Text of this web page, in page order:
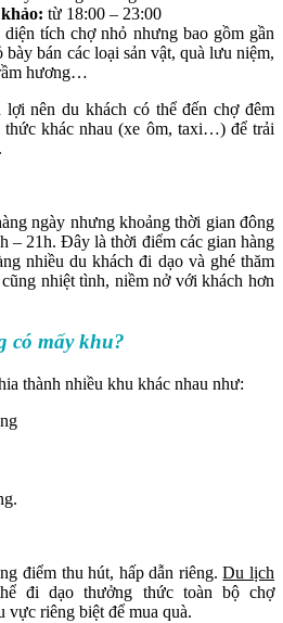
từ 18:00 – 23:00
diện tích chợ nhỏ nhưng bao gồm gần
bày bán các loại sản vật, quà lưu niệm,
hương…
nên du khách có thể đến chợ đêm
thức khác nhau (xe ôm, taxi…) để trải
ngày nhưng khoảng thời gian đông
– 21h. Đây là thời điểm các gian hàng
nhiều du khách đi dạo và ghé thăm
nhiệt tình, niềm nở với khách hơn
có mấy khu?
thành nhiều khu khác nhau như:
điểm thu hút, hấp dẫn riêng.Du lịch
đi dạo thưởng thức toàn bộ chợ
vực riêng biệt để mua quà.